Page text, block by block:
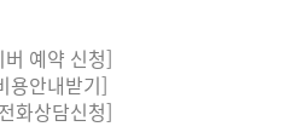
버 예약 신청]
용안내받기]
화상담신청]